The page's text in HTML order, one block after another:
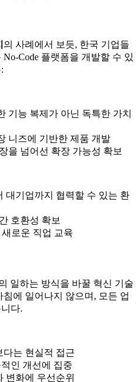
의 사례에서 보듯, 한국 기업들
Code 플랫폼을 개발할 수 있
기능 복제가 아닌 독특한 가치
니즈에 기반한 제품 개발
을 넘어선 확장 가능성 확보
대기업까지 협력할 수 있는 환
호환성 확보
로운 직업 교육
일하는 방식을 바꿀 혁신 기술
에 일어나지 않으며, 모든 업
다.
다는 현실적 접근
인 개선에 집중
변화에 우선순위